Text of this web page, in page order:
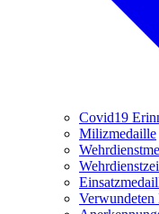
Covid19
Milizmedaille